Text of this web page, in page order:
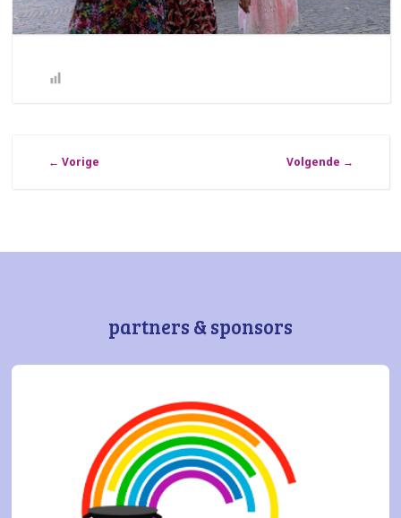
← Vorige Volgende →
partners & sponsors